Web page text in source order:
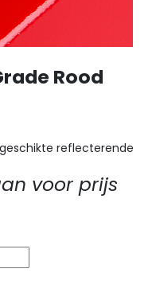
Rood
reflecterende
voor prijs